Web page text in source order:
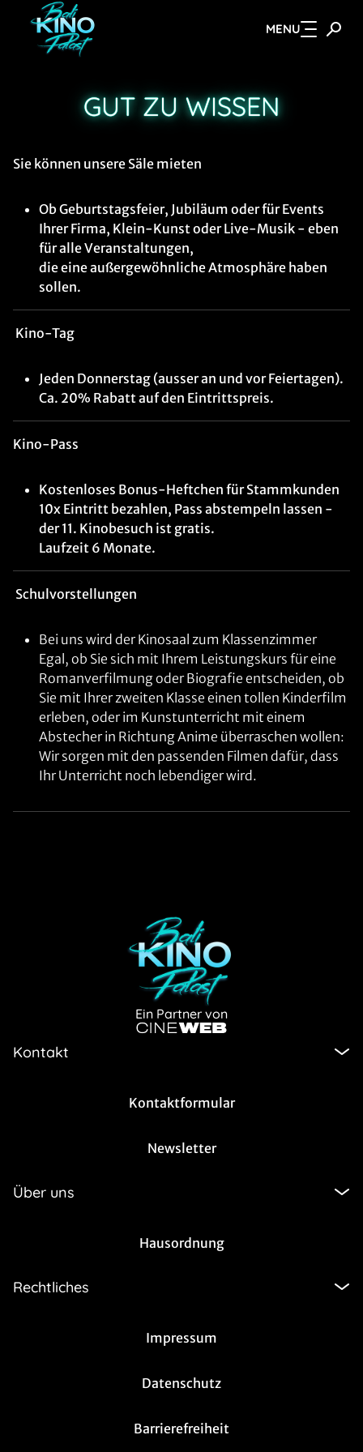
Zum Hauptinhalt springen MENU
GUT ZU WISSEN
Sie können unsere Säle mieten
Ob Geburtstagsfeier, Jubiläum oder für Events
Ihrer Firma, Klein-Kunst oder Live-Musik - eben
für alle Veranstaltungen,
die eine außergewöhnliche Atmosphäre haben
sollen.
Kino-Tag
Jeden Donnerstag (ausser an und vor Feiertagen).
Ca. 20% Rabatt auf den Eintrittspreis.
Kino-Pass
Kostenloses Bonus-Heftchen für Stammkunden
10x Eintritt bezahlen, Pass abstempeln lassen -
der 11. Kinobesuch ist gratis.
Laufzeit 6 Monate.
Schulvorstellungen
Bei uns wird der Kinosaal zum Klassenzimmer
Egal, ob Sie sich mit Ihrem Leistungskurs für eine
Romanverfilmung oder Biografie entscheiden, ob
Sie mit Ihrer zweiten Klasse einen tollen Kinderfilm
erleben, oder im Kunstunterricht mit einem
Abstecher in Richtung Anime überraschen wollen:
Wir sorgen mit den passenden Filmen dafür, dass
Ihr Unterricht noch lebendiger wird.
Ein Partner von
Kontakt
Kontaktformular
Newsletter
Über uns
Hausordnung
Rechtliches
Impressum
Datenschutz
Barrierefreiheit